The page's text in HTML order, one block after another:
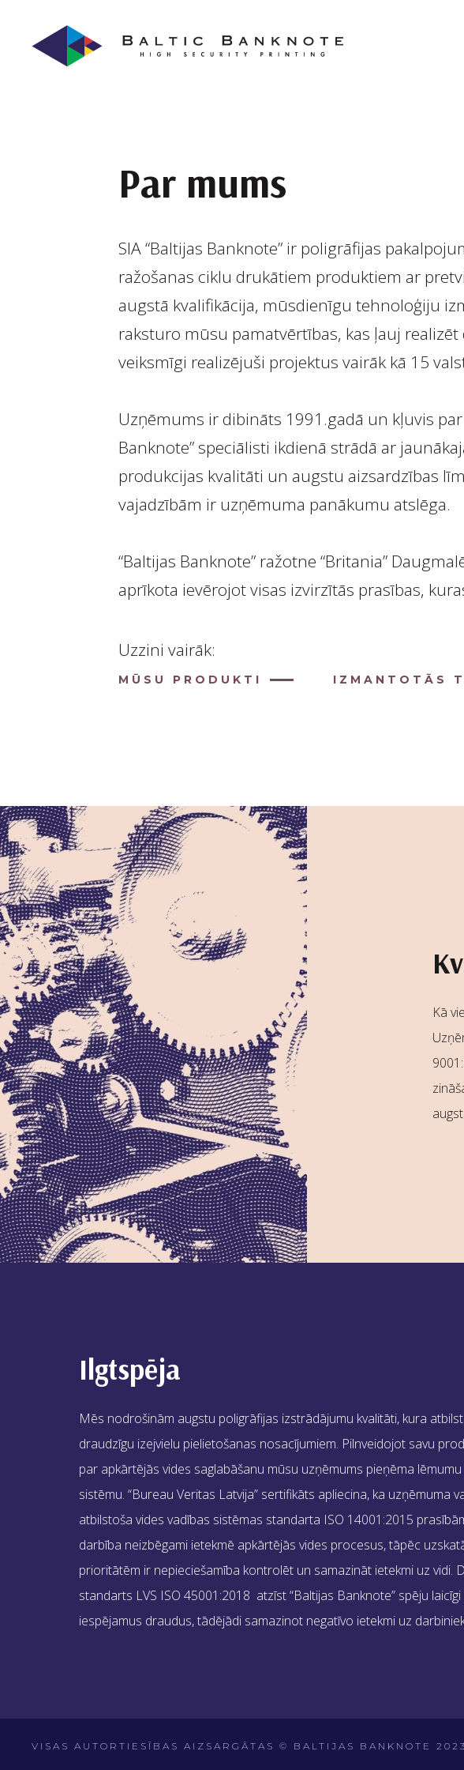
Par mums
SIA “Baltijas Banknote” ir poligrāfijas
ražošanas ciklu drukātiem produktiem ar
augstā kvalifikācija, mūsdienīgu tehnoloģiju
raksturo mūsu pamatvērtības, kas ļauj
veiksmīgi realizējuši projektus vairāk kā 15
Uzņēmums ir dibināts 1991.gadā un kļuvis
Banknote” speciālisti ikdienā strādā ar
produkcijas kvalitāti un augstu aizsardzības
vajadzībām ir uzņēmuma panākumu atslēga.
“Baltijas Banknote” ražotne “Britania”
aprīkota ievērojot visas izvirzītās prasības,
Uzzini vairāk:
MŪSU PRODUKTI IZMANTOTĀS
Kā
Ilgtspēja
Mēs nodrošinām augstu poligrāfijas izstrādājumu kvalitāti, kura
draudzīgu izejvielu pielietošanas nosacījumiem. Pilnveidojot savu
par apkārtējās vides saglabāšanu mūsu uzņēmums pieņēma
sistēmu. “Bureau Veritas Latvija” sertifikāts apliecina, ka uzņēmuma
atbilstoša vides vadības sistēmas standarta ISO 14001:2015
darbība neizbēgami ietekmē apkārtējās vides procesus, tāpēc
prioritātēm ir nepieciešamība kontrolēt un samazināt ietekmi uz vidi.
standarts LVS ISO 45001:2018 atzīst “Baltijas Banknote” spēju
iespējamus draudus, tādējādi samazinot negatīvo ietekmi uz
VISAS AUTORTIESĪBAS AIZSARGĀTAS © BALTIJAS BANKNOTE 2023